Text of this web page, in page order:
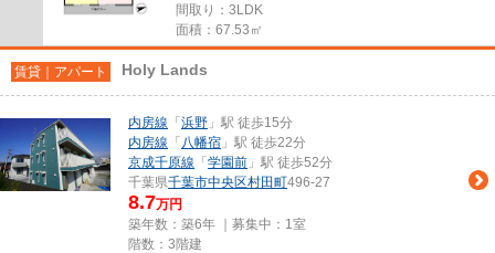
間取り：3LDK
面積：67.53㎡
賃貸｜アパート Holy Lands
内房線 「 浜野 」駅 徒歩15分
内房線 「 八幡宿 」駅 徒歩22分
京成千原線 「 学園前 」駅 徒歩52分
千葉県千葉市中央区村田町496-27
8.7万円
築年数：築6年 ｜募集中： 1室
階数：3階建